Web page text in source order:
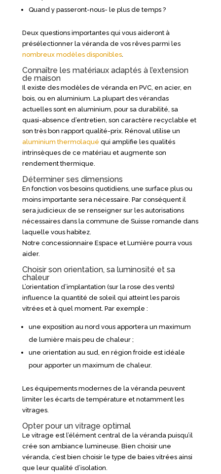
Quand y passeront-nous- le plus de temps ?
Deux questions importantes qui vous aideront à
présélectionner la véranda de vos rêves parmi les
nombreux modèles disponibles.
Connaître les matériaux adaptés à l’extension
de maison
Il existe des modèles de véranda en PVC, en acier, en
bois, ou en aluminium. La plupart des vérandas
actuelles sont en aluminium, pour sa durabilité, sa
quasi-absence d’entretien, son caractère recyclable et
son très bon rapport qualité-prix. Rénoval utilise un
aluminium thermolaqué qui amplifie les qualités
intrinsèques de ce matériau et augmente son
rendement thermique.
Déterminer ses dimensions
En fonction vos besoins quotidiens, une surface plus ou
moins importante sera nécessaire. Par conséquent il
sera judicieux de se renseigner sur les autorisations
nécessaires dans la commune de Suisse romande dans
laquelle vous habitez.
Notre concessionnaire Espace et Lumière pourra vous
aider.
Choisir son orientation, sa luminosité et sa
chaleur
L’orientation d’implantation (sur la rose des vents)
influence la quantité de soleil qui atteint les parois
vitrées et à quel moment. Par exemple :
une exposition au nord vous apportera un maximum
de lumière mais peu de chaleur ;
une orientation au sud, en région froide est idéale
pour apporter un maximum de chaleur.
Les équipements modernes de la véranda peuvent
limiter les écarts de température et notamment les
vitrages.
Opter pour un vitrage optimal
Le vitrage est l’élément central de la véranda puisqu’il
crée son ambiance lumineuse. Bien choisir une
véranda, c’est bien choisir le type de baies vitrées ainsi
que leur qualité d’isolation.